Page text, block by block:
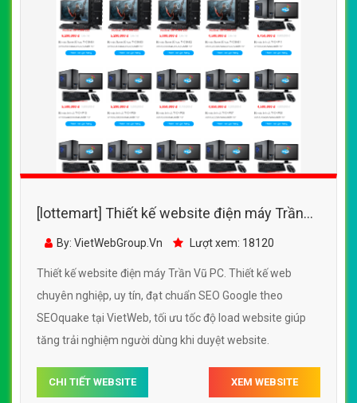
[lottemart] Thiết kế website điện máy Trần
Vũ PC đẹp, chuyên nghiệp chuẩn SEO
By: VietWebGroup.Vn Lượt xem: 18120
Thiết kế website điện máy Trần Vũ PC. Thiết kế web
chuyên nghiệp, uy tín, đạt chuẩn SEO Google theo
SEOquake tại VietWeb, tối ưu tốc độ load website giúp
tăng trải nghiệm người dùng khi duyệt website.
CHI TIẾT WEBSITE XEM WEBSITE